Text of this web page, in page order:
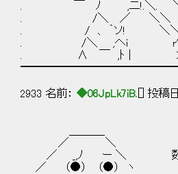
. ￣ ﾉ ,二!.＼. ＼
. /＼ ／ ＼＼ /
. / 、 ｀ソ! ＼＼
. /＼ ,へi r''ー-ゝ
. ∧ ￣ ,ﾄ｜ >‐
2933 名前： ◆06JpLk7iB. [] 投稿
／ ＼
／ _,ﾉ ー ＼ 数多
／ （●） （●） ヽ